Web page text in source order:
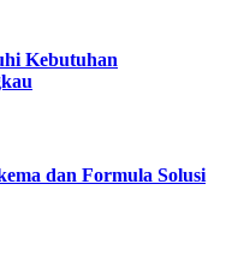
Kebutuhan
dan Formula Solusi